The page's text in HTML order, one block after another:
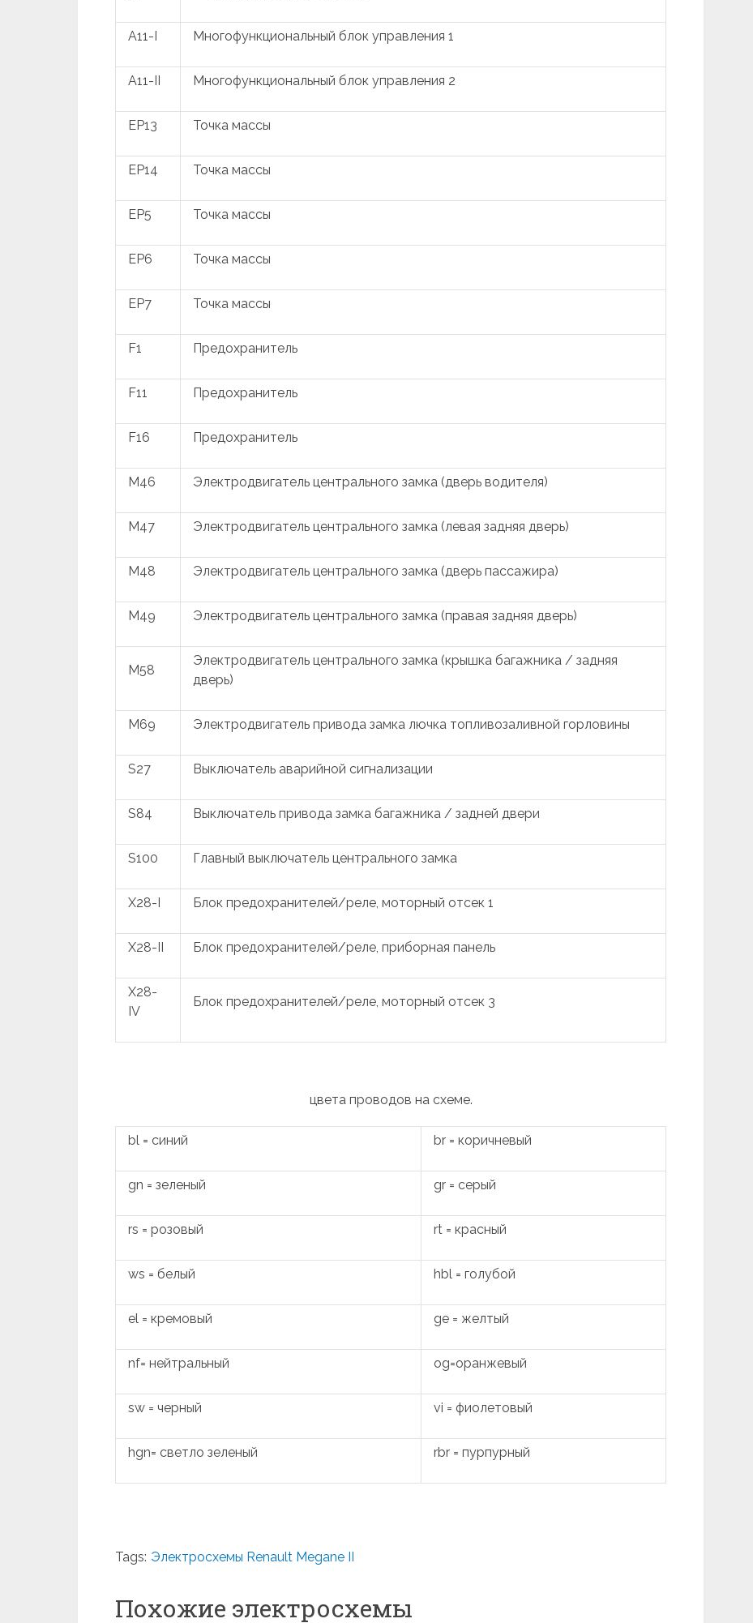
A11-I Многофункциональный блок управления 1
A11-II Многофункциональный блок управления 2
EP13 Точка массы
EP14 Точка массы
EP5 Точка массы
EP6 Точка массы
EP7 Точка массы
F1 Предохранитель
F11 Предохранитель
F16 Предохранитель
M46 Электродвигатель центрального замка (дверь водителя)
M47 Электродвигатель центрального замка (левая задняя дверь)
M48 Электродвигатель центрального замка (дверь пассажира)
M49 Электродвигатель центрального замка (правая задняя дверь)
M58
Электродвигатель центрального замка (крышка багажника / задняя
дверь)
M69 Электродвигатель привода замка лючка топливозаливной горловины
S27 Выключатель аварийной сигнализации
S84 Выключатель привода замка багажника / задней двери
S100 Главный выключатель центрального замка
X28-I Блок предохранителей/реле, моторный отсек 1
X28-II Блок предохранителей/реле, приборная панель
X28-
IV
Блок предохранителей/реле, моторный отсек 3
цвета проводов на схеме.
bl = синий br = коричневый
gn = зеленый gr = серый
rs = розовый rt = красный
ws = белый hbl = голубой
el = кремовый ge = желтый
nf= нейтральный og=оранжевый
sw = черный vi = фиолетовый
hgn= светло зеленый rbr = пурпурный
Tags: Электросхемы Renault Megane II
Похожие электросхемы